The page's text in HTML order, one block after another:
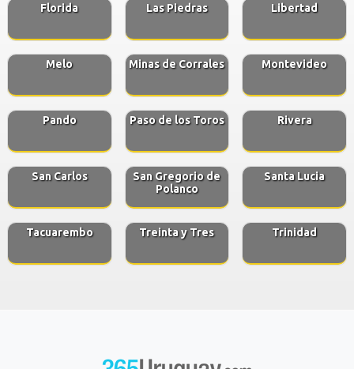
Florida Las Piedras Libertad
Melo Minas de Corrales Montevideo
Pando Paso de los Toros Rivera
San Carlos
San Gregorio de
Polanco
Santa Lucia
Tacuarembo Treinta y Tres Trinidad